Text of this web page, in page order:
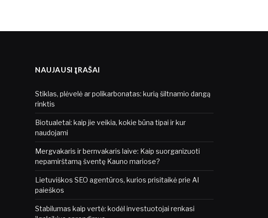
NAUJAUSI ĮRAŠAI
Stiklas, plėvelė ar polikarbonatas: kurią šiltnamio dangą
rinktis
Biotualetai: kaip jie veikia, kokie būna tipai ir kur
naudojami
Mergvakaris ir bernvakaris laive: Kaip suorganizuoti
nepamirštamą šventę Kauno mariose?
Lietuviškos SEO agentūros, kurios prisitaikė prie AI
paieškos
Stabilumas kaip vertė: kodėl investuotojai renkasi